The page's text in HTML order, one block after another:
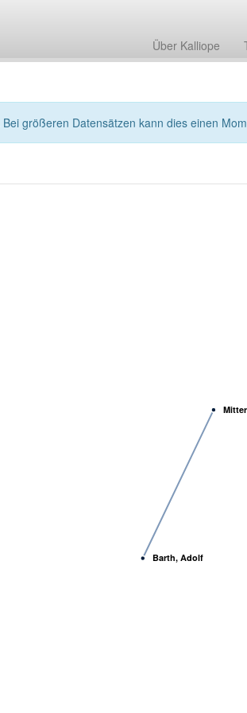
Über Kalliope
Bei größeren Datensätzen kann dies einen
Barth, Adolf